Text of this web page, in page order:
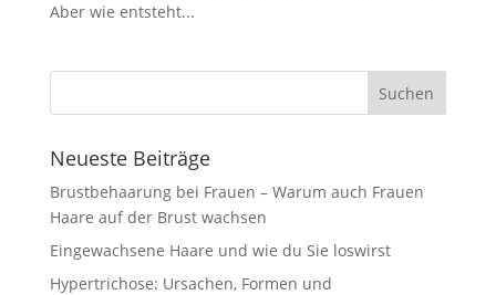
Aber wie entsteht...
Neueste Beiträge
Brustbehaarung bei Frauen – Warum auch Frauen
Haare auf der Brust wachsen
Eingewachsene Haare und wie du Sie loswirst
Hypertrichose: Ursachen, Formen und